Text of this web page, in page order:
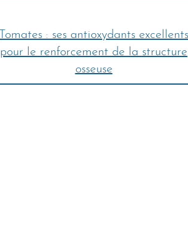
Tomates : ses antioxydants excellents
pour le renforcement de la structure
osseuse